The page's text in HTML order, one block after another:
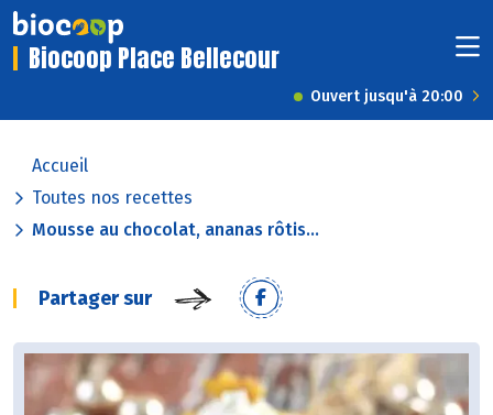
Biocoop Place Bellecour
Ouvert jusqu'à 20:00
Accueil
Toutes nos recettes
Mousse au chocolat, ananas rôtis...
Partager sur